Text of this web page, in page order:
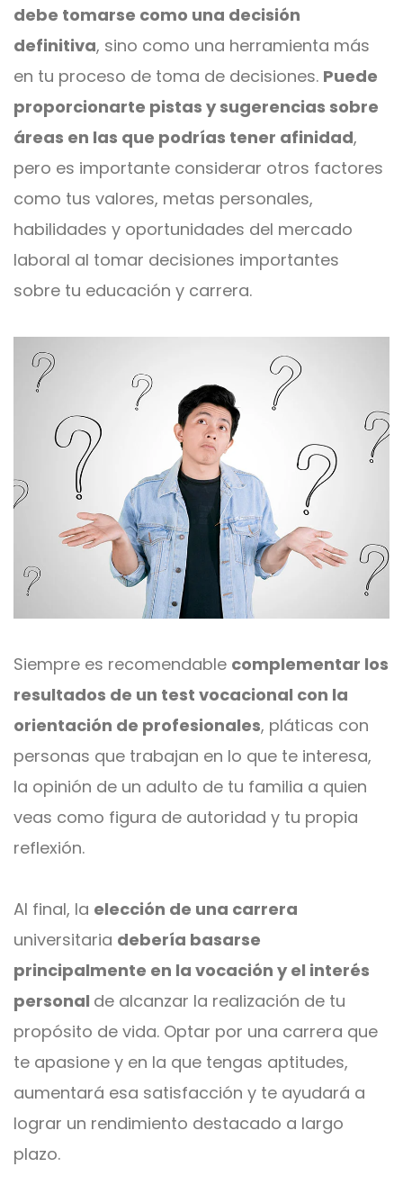
debe tomarse como una decisión
definitiva, sino como una herramienta más
en tu proceso de toma de decisiones. Puede
proporcionarte pistas y sugerencias sobre
áreas en las que podrías tener afinidad,
pero es importante considerar otros factores
como tus valores, metas personales,
habilidades y oportunidades del mercado
laboral al tomar decisiones importantes
sobre tu educación y carrera.
Siempre es recomendable complementar los
resultados de un test vocacional con la
orientación de profesionales, pláticas con
personas que trabajan en lo que te interesa,
la opinión de un adulto de tu familia a quien
veas como figura de autoridad y tu propia
reflexión.
Al final, la elección de una carrera
universitaria debería basarse
principalmente en la vocación y el interés
personal de alcanzar la realización de tu
propósito de vida. Optar por una carrera que
te apasione y en la que tengas aptitudes,
aumentará esa satisfacción y te ayudará a
lograr un rendimiento destacado a largo
plazo.